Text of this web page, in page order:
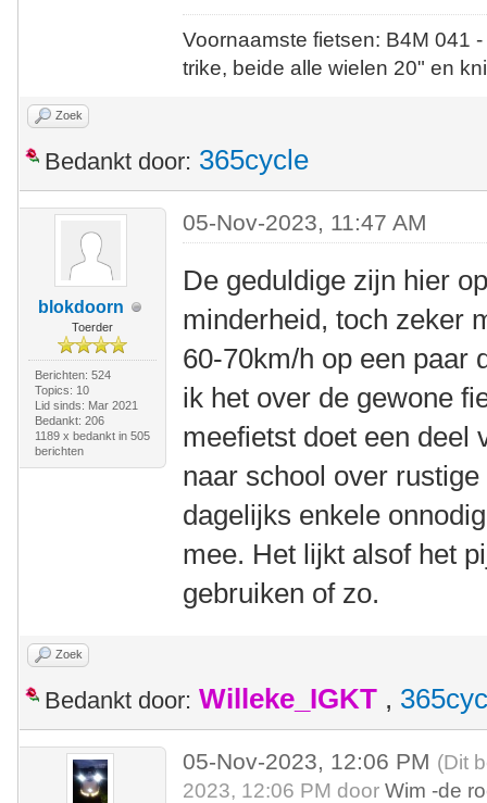
Voornaamste fietsen: B4M
trike, beide alle wielen 20" en
Zoek
Bedankt door: 365cycle
blokdoorn
Toerder
Berichten: 524
Topics: 10
Lid sinds: Mar 2021
Bedankt: 206
1189 x bedankt in 505
berichten
05-Nov-2023, 11:47 AM
De geduldige zijn hier
minderheid, toch zeker
60-70km/h op een paar
ik het over de gewone
meefietst doet een deel
naar school over
dagelijks enkele
mee. Het lijkt alsof het
gebruiken of zo.
Zoek
Bedankt door: Willeke_IGKT ,
05-Nov-2023, 12:06 PM (Dit
2023, 12:06 PM doorWim -de